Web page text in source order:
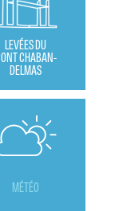
LEVÉES DU
CHABAN-
DELMAS
MÉTÉO